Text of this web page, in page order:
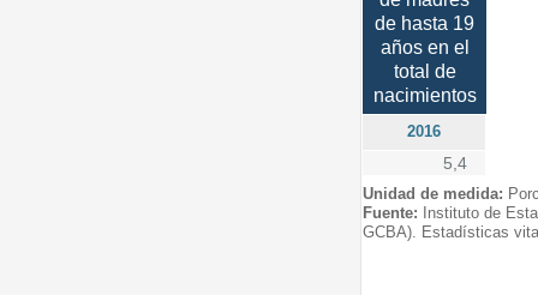
de hasta 19
años en el
total de
nacimientos
2016
5,4
Unidad de medida:
Fuente: Instituto de
GCBA). Estadísticas